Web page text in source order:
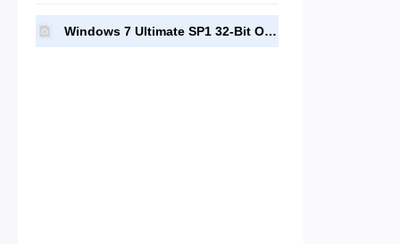
Windows 7 Ultimate SP1 32-Bit Official (TTM).iso